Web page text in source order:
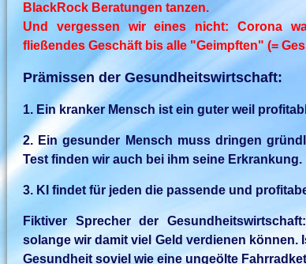
BlackRock Beratungen tanzen.
Und vergessen wir eines nicht: Corona
fließendes Geschäft bis alle "Geimpften" (=
Prämissen der Gesundheitswirtschaft:
1. Ein kranker Mensch ist ein guter weil
2. Ein gesunder Mensch muss dringen
Test finden wir auch bei ihm seine Erkrankung.
3. KI findet für jeden die passende und
Fiktiver Sprecher der
solange wir damit viel Geld verdienen
Gesundheit soviel wie eine ungeölte